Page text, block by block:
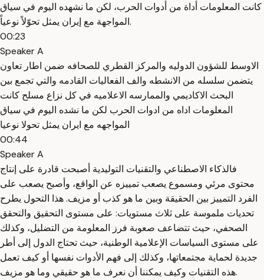
كانت المعلومات أداة من أدوات الحرب، لكن ما نشهده اليوم في سياق
المواجهة مع إيران يمثل تحوّلاً نوعياً.
00:23
Speaker A
الاوسط للشؤون الدوليه والمركز القطري للصحافه ضمن اطار تعاون
يتضمن سلسله من الانشطه والف الفعاليات القادمه والتي تجمع بين
البحث الاكاديمي والممارسه الاعلاميه في كل نزاع مسلح كانت
المعلومات اداه من ادوات الحرب لكن ما نشده اليوم في سياق
المواجهه مع ايران يمثل تحولا نوعيا
00:44
Speaker A
فالذكاء الاصطناعي والتقنيات التوليدية أصبحت قادرة على إنتاج
محتوى مرئي ومسموع يصعب تمييزه عن الواقع، وأصبح يصعب على
الفرد التمييز بين الحقيقة وبين ما هو كذب أو مزيف. هذا التحول يطرح
تحديات ملموسة على ثلاث مستويات: على مستوى التحقيق والتحقق
الصحفي، حيث تتضاعف صعوبة فرز المعلومة من التضليل، وكذلك
على مستوى السياسات الإعلامية الوطنية، حيث تحتاج الدول إلى أطر
جديدة لحماية مجتمعاتها، وكذلك إلى فهم الأدوات نفسها أو كيف تعمل
هذه التقنيات وكيف يمكننا أن نعرف ما هو حقيقي وما هو مزيف.